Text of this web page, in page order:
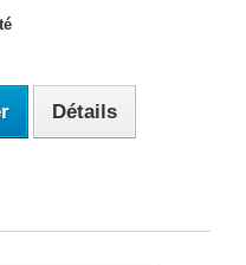
Détails